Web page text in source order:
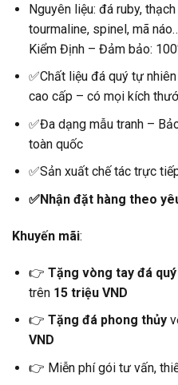
Nguyên liệu: đá ruby,
tourmaline, spinel, mã
Kiểm Định – Đảm bảo:
✅Chất liệu đá quý tự
cao cấp – có mọi kích
✅Đa dạng mẫu tranh –
toàn quốc
✅Sản xuất chế tác trực
✅Nhận đặt hàng theo
Khuyến mãi:
👉 Tặng vòng tay đá quý
trên 15 triệu VND
👉 Tặng đá phong thủy
VND
👉 Miễn phí gói tư vấn,